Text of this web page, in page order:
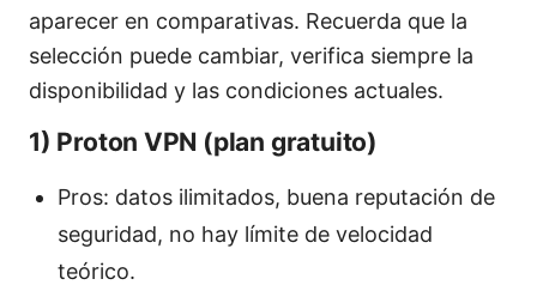
aparecer en comparativas. Recuerda que la
selección puede cambiar, verifica siempre la
disponibilidad y las condiciones actuales.
1) Proton VPN (plan gratuito)
Pros: datos ilimitados, buena reputación de
seguridad, no hay límite de velocidad
teórico.